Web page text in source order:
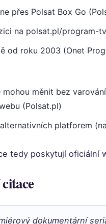
přes Polsat Box Go
na polsat.pl/program-
od roku 2003 (Onet
mohou měnit bez
(Polsat.pl)
platforem
tedy poskytují oficiální
dokumentární